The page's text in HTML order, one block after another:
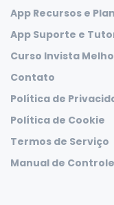
App Recursos e
App Suporte e
Curso Invista
Contato
Política de
Política de Cookie
Termos de Serviço
Manual de